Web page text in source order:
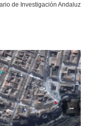
de Investigación Andaluz
→